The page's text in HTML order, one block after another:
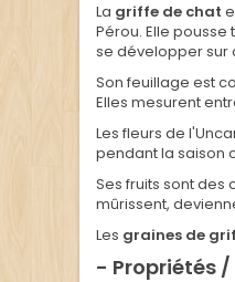
La griffe de chat
Pérou. Elle
se développer sur
Son feuillage est
Elles mesurent
Les fleurs de
pendant la saison
Ses fruits sont
mûrissent,
Les graines de
- Propriétés